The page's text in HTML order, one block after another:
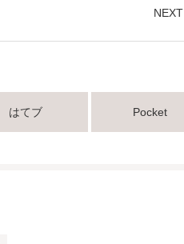
NEXT
はてブ Pocket